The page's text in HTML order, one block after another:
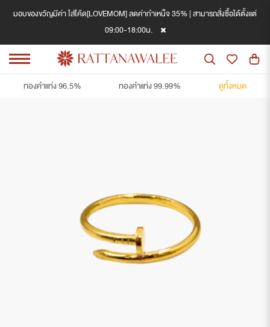
มอบของขวัญมีค่า ใส่โค้ด[LOVEMOM] ลดค่ากำเหน็จ 35% | สามารถสั่งซื้อได้ตั้งแต่
09:00-18:00น.
ทองคำแท่ง 96.5% ทองคำแท่ง 99.99% ดูทั้งหมด